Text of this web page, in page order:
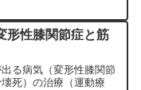
手術を専門）の塗山正
ます。
性膝関節症と筋
る病気（変形性膝関節
死）の治療（運動療